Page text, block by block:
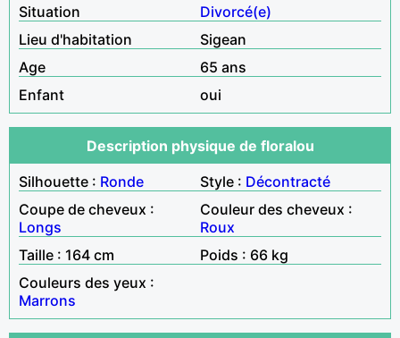
Situation
Divorcé(e)
Lieu d'habitation
Sigean
Age
65 ans
Enfant
oui
Description physique de floralou
Silhouette : Ronde Style : Décontracté
Coupe de cheveux :
Longs
Couleur des cheveux :
Roux
Taille : 164 cm
Poids : 66 kg
Couleurs des yeux :
Marrons